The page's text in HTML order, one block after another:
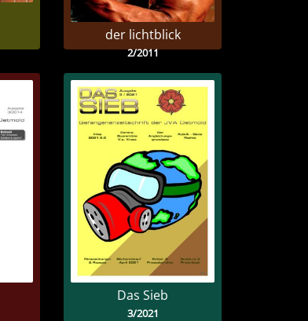
der lichtblick
2/2011
Das Sieb
3/2021